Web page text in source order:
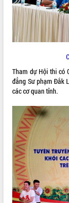
QUY HOẠCH - KẾ HOẠCH
Tham dự Hội thi có
đẳng Sư phạm Đắk
các cơ quan tỉnh.